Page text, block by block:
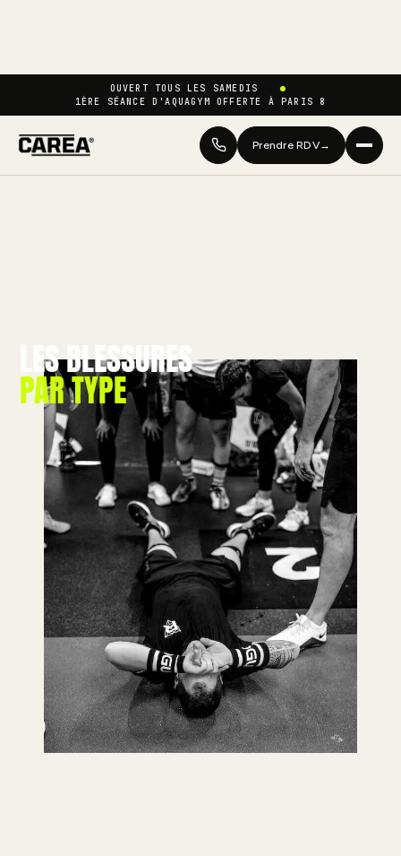
OUVERT TOUS LES SAMEDIS
1ÈRE SÉANCE D'AQUAGYM OFFERTE À PARIS 8
Prendre RDV→
LES BLESSURES
PAR TYPE